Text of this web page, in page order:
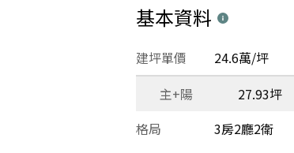
基本資料
建坪單價 24.6萬/坪
主+陽
27.93坪
格局
3房2廳2衛